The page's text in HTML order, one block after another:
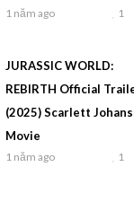
1 năm ago 1
JURASSIC WORLD:
REBIRTH Official
(2025) Scarlett
Movie
1 năm ago 1